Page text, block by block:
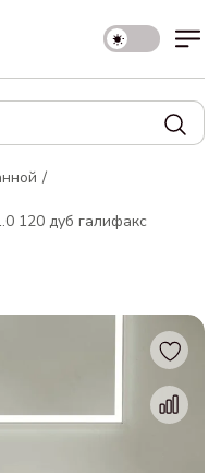
120 дуб галифакс